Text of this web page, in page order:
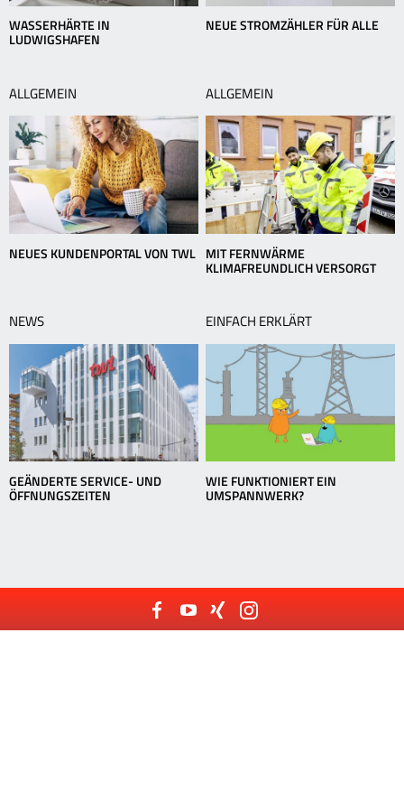
WASSERHÄRTE IN
LUDWIGSHAFEN
NEUE STROMZÄHLER FÜR ALLE
ALLGEMEIN
NEUES KUNDENPORTAL VON TWL
ALLGEMEIN
MIT FERNWÄRME
KLIMAFREUNDLICH VERSORGT
NEWS
GEÄNDERTE SERVICE- UND
ÖFFNUNGSZEITEN
EINFACH ERKLÄRT
WIE FUNKTIONIERT EIN
UMSPANNWERK?